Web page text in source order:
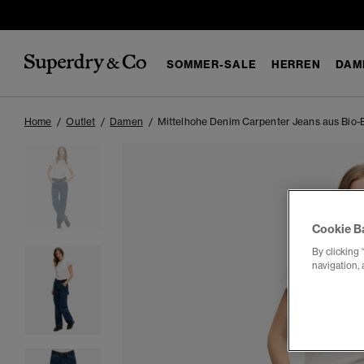
SOMMER-SALE HERREN
Home Outlet Damen Mittelhohe Denim Carpenter Jeans aus Bio-
Cookie
By clicking
navigation,